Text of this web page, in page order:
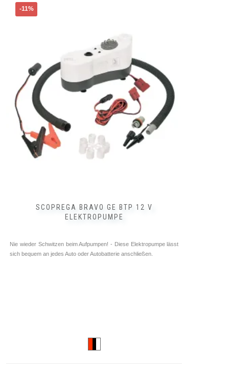
-11%
SCOPREGA BRAVO GE BTP 12 V
ELEKTROPUMPE
Nie wieder Schwitzen beim Aufpumpen! - Diese Elektropumpe lässt
sich bequem an jedes Auto oder Autobatterie anschließen.